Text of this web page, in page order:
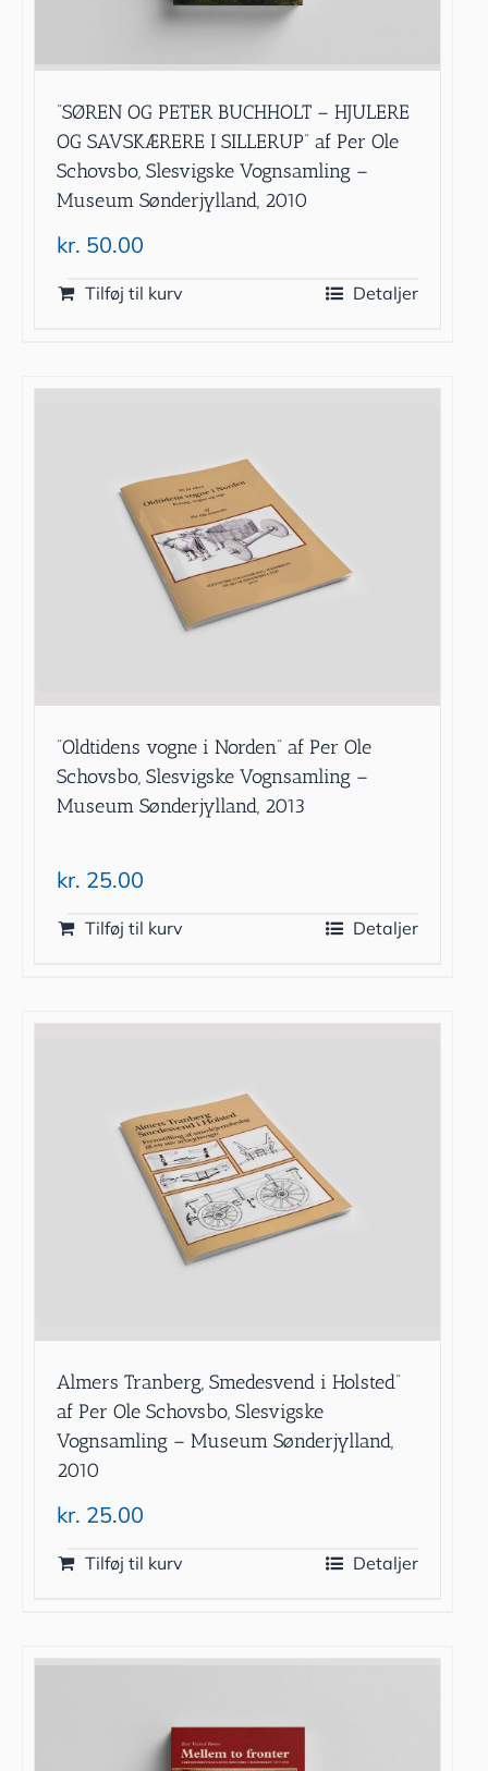
”SØREN OG PETER BUCHHOLT – HJULERE
OG SAVSKÆRERE I SILLERUP” af Per Ole
Schovsbo, Slesvigske Vognsamling –
Museum Sønderjylland, 2010
kr. 50.00
Tilføj til kurv Detaljer
”Oldtidens vogne i Norden” af Per Ole
Schovsbo, Slesvigske Vognsamling –
Museum Sønderjylland, 2013
kr. 25.00
Tilføj til kurv Detaljer
Almers Tranberg, Smedesvend i Holsted”
af Per Ole Schovsbo, Slesvigske
Vognsamling – Museum Sønderjylland,
2010
kr. 25.00
Tilføj til kurv Detaljer